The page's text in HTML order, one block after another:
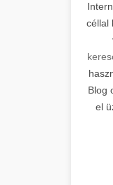
céllal
Blog
el